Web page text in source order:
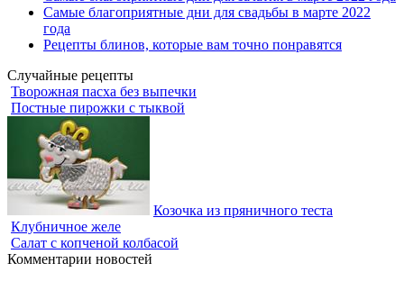
Самые благоприятные дни для свадьбы в марте 2022
года
Рецепты блинов, которые вам точно понравятся
Случайные рецепты
Творожная пасха без выпечки
Постные пирожки с тыквой
Козочка из пряничного теста
Клубничное желе
Салат с копченой колбасой
Комментарии новостей